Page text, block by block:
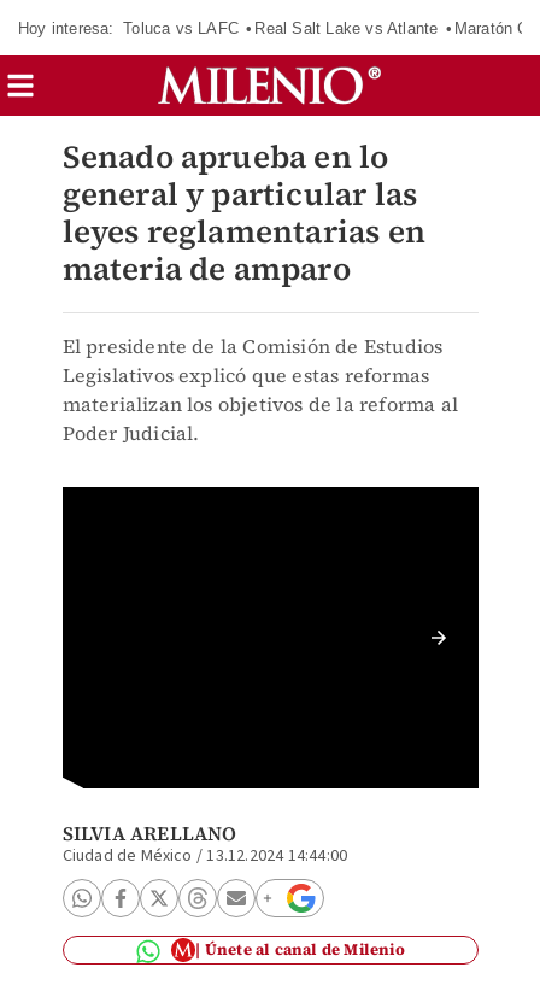
Hoy interesa: Toluca vs LAFC Real Salt Lake vs Atlante Maratón
Senado aprueba en lo
general y particular las
leyes reglamentarias en
materia de amparo
El presidente de la Comisión de Estudios
Legislativos explicó que estas reformas
materializan los objetivos de la reforma al
Poder Judicial.
SILVIA ARELLANO
Ciudad de México /13.12.2024 14:44:00
Únete al canal de Milenio